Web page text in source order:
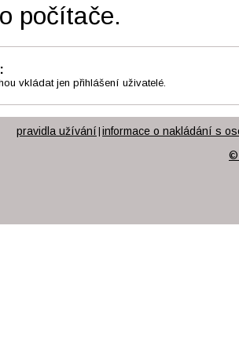
počítače.
vkládat jen přihlášení uživatelé.
pravidla užívání informace o nakládání s
©